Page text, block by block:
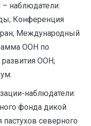
наблюдатели:
Конференция
Международный
ООН по
ООН;
наблюдатели:
фонда дикой
северного